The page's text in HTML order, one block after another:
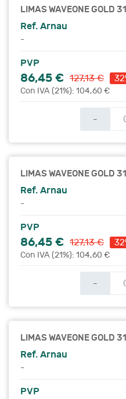
LIMAS WAVEONE GOLD
Ref. Arnau
-
PVP
86,45 € 127,13 €
Con IVA (21%): 104,60 €
-
LIMAS WAVEONE GOLD
Ref. Arnau
-
PVP
86,45 € 127,13 €
Con IVA (21%): 104,60 €
-
LIMAS WAVEONE GOLD
Ref. Arnau
-
PVP